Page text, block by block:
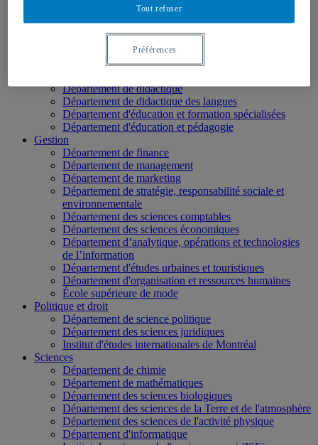
Institut du patrimoine
Communication
Département de communication sociale et publique
École de langues
École des médias
Département de didactique
Département de didactique des langues
Département d'éducation et formation spécialisées
Département d'éducation et pédagogie
Gestion
Département de finance
Département de management
Département de marketing
Département de stratégie, responsabilité sociale et
environnementale
Département des sciences comptables
Département des sciences économiques
Département d’analytique, opérations et technologies
de l’information
Département d'études urbaines et touristiques
Département d'organisation et ressources humaines
École supérieure de mode
Politique et droit
Département de science politique
Département des sciences juridiques
Institut d'études internationales de Montréal
Sciences
Département de chimie
Département de mathématiques
Département des sciences biologiques
Département des sciences de la Terre et de l'atmosphère
Département des sciences de l'activité physique
Département d'informatique
Tout refuser
Préférences